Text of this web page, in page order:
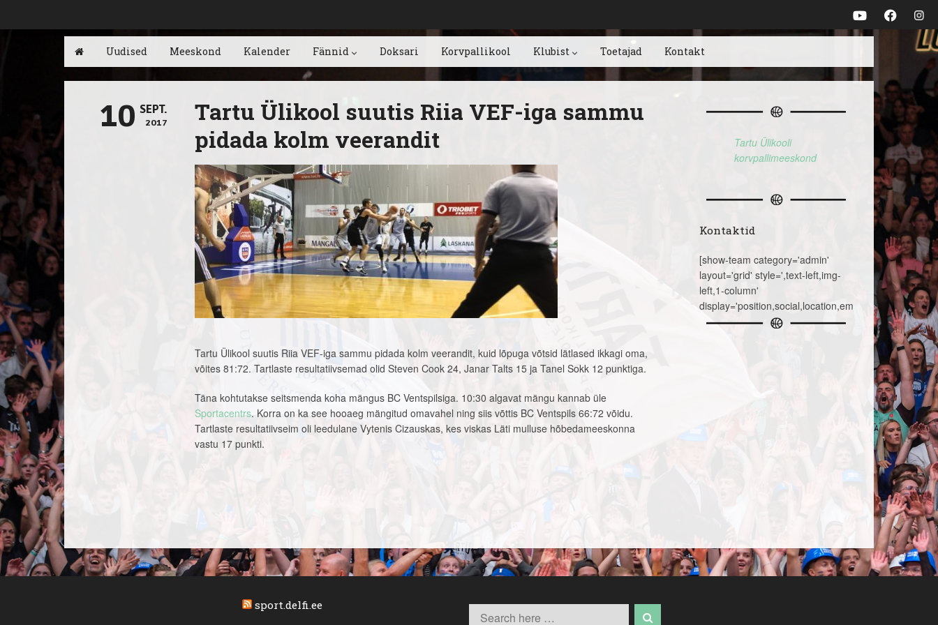
Uudised Meeskond Kalender Fännid Doksari Korvpallikool Klubist Toetajad Kontakt
10 SEPT.
2017
Tartu Ülikool suutis Riia VEF-iga sammu
pidada kolm veerandit
Tartu Ülikool suutis Riia VEF-iga sammu pidada kolm veerandit, kuid lõpuga võtsid lätlased ikkagi oma,
võites 81:72. Tartlaste resultatiivsemad olid Steven Cook 24, Janar Talts 15 ja Tanel Sokk 12 punktiga.
Täna kohtutakse seitsmenda koha mängus BC Ventspilsiga. 10:30 algavat mängu kannab üle
Sportacentrs. Korra on ka see hooaeg mängitud omavahel ning siis võttis BC Ventspils 66:72 võidu.
Tartlaste resultatiivseim oli leedulane Vytenis Cizauskas, kes viskas Läti mulluse hõbedameeskonna
vastu 17 punkti.
Tartu Ülikooli
korvpallimeeskond
Kontaktid
[show-team category='admin'
layout='grid' style=',text-left,img-
left,1-column'
sport.delfi.ee